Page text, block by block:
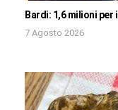
Bardi: 1,6 milioni
7 Agosto 2026